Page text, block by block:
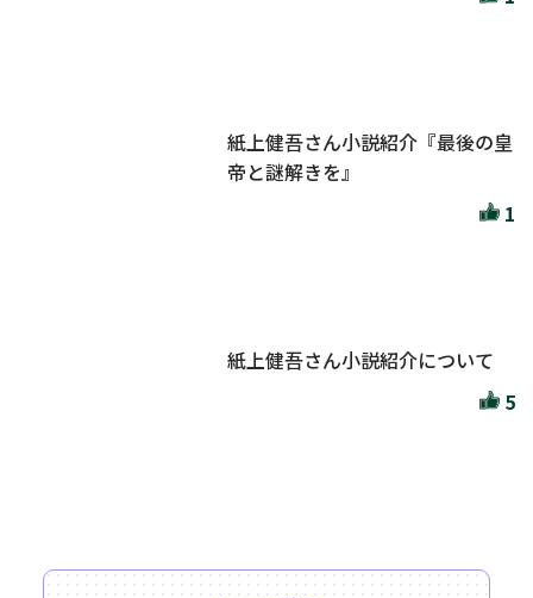
紙上健吾さん小説紹介『最後の皇
帝と謎解きを』
1
紙上健吾さん小説紹介について
5